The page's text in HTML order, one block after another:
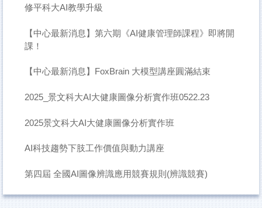
修平科大AI教學升級
【中心最新消息】第六期《AI健康管理師課程》即將開
課！
【中心最新消息】FoxBrain 大模型講座圓滿結束
2025_景文科大AI大健康圖像分析實作班0522.23
2025景文科大AI大健康圖像分析實作班
AI科技趨勢下肢工作價值與動力講座
第四屆 全國AI圖像辨識應用競賽規則(辨識競賽)